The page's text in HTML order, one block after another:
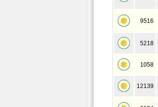
9516
5218
1058
12139